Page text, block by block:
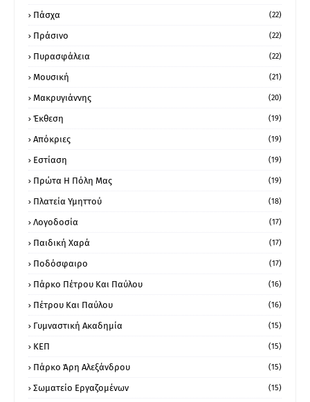
Πάσχα (22)
Πράσινο (22)
Πυρασφάλεια (22)
Μουσική (21)
Μακρυγιάννης (20)
Έκθεση (19)
Απόκριες (19)
Εστίαση (19)
Πρώτα Η Πόλη Μας (19)
Πλατεία Υμηττού (18)
Λογοδοσία (17)
Παιδική Χαρά (17)
Ποδόσφαιρο (17)
Πάρκο Πέτρου Και Παύλου (16)
Πέτρου Και Παύλου (16)
Γυμναστική Ακαδημία (15)
ΚΕΠ (15)
Πάρκο Άρη Αλεξάνδρου (15)
Σωματείο Εργαζομένων (15)